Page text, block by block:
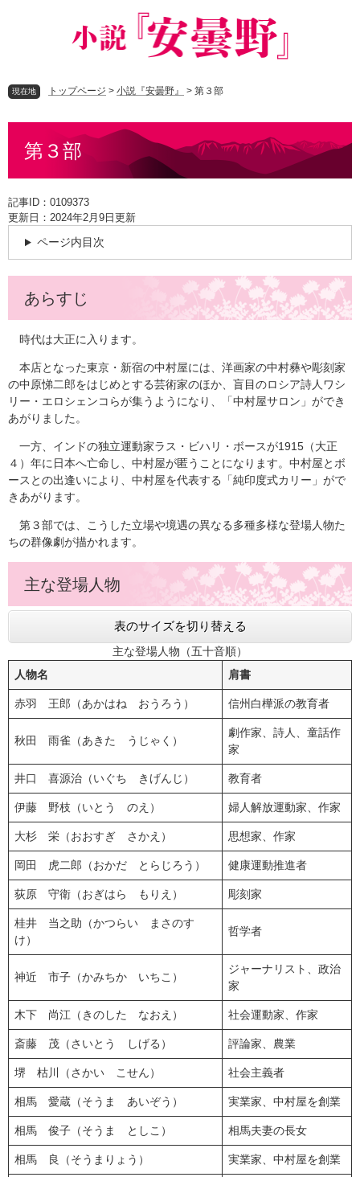
す
し
文
現在地 トップページ > 小説『安曇野』 > 第３部
第３部
記事ID：0109373
更新日：2024年2月9日更新
ページ内目次
あらすじ
時代は大正に入ります。
本店となった東京・新宿の中村屋には、洋画家の中村彝や彫刻家
の中原悌二郎をはじめとする芸術家のほか、盲目のロシア詩人ワシ
リー・エロシェンコらが集うようになり、「中村屋サロン」ができ
あがりました。
一方、インドの独立運動家ラス・ビハリ・ボースが1915（大正
４）年に日本へ亡命し、中村屋が匿うことになります。中村屋とボ
ースとの出逢いにより、中村屋を代表する「純印度式カリー」がで
きあがります。
第３部では、こうした立場や境遇の異なる多種多様な登場人物た
ちの群像劇が描かれます。
主な登場人物
表のサイズを切り替える
主な登場人物（五十音順）
人物名
肩書
赤羽 王郎（あかはね おうろう） 信州白樺派の教育者
秋田 雨雀（あきた うじゃく）
劇作家、詩人、童話作
家
井口 喜源治（いぐち きげんじ） 教育者
伊藤 野枝（いとう のえ） 婦人解放運動家、作家
大杉 栄（おおすぎ さかえ） 思想家、作家
岡田 虎二郎（おかだ とらじろう） 健康運動推進者
荻原 守衛（おぎはら もりえ） 彫刻家
桂井 当之助（かつらい まさのす
け）
哲学者
神近 市子（かみちか いちこ）
ジャーナリスト、政治
家
木下 尚江（きのした なおえ） 社会運動家、作家
斎藤 茂（さいとう しげる） 評論家、農業
堺 枯川（さかい こせん） 社会主義者
相馬 愛蔵（そうま あいぞう） 実業家、中村屋を創業
相馬 俊子（そうま としこ） 相馬夫妻の長女
相馬 良（そうまりょう） 実業家、中村屋を創業